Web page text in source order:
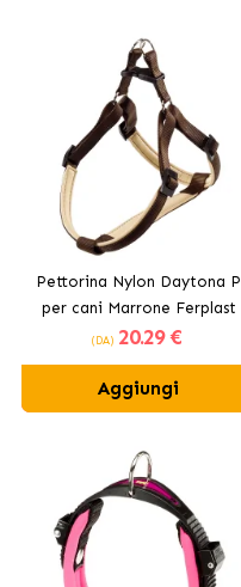
Pettorina Nylon Daytona P
per cani Marrone Ferplast
(DA) 20.29 €
Aggiungi